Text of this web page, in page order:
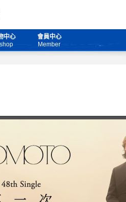
中心
會員中心
Member